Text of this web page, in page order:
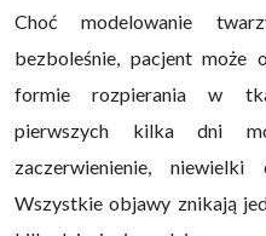
Choć modelowanie
bezboleśnie, pacjent
formie rozpierania w
pierwszych kilka dni
zaczerwienienie,
Wszystkie objawy znikają